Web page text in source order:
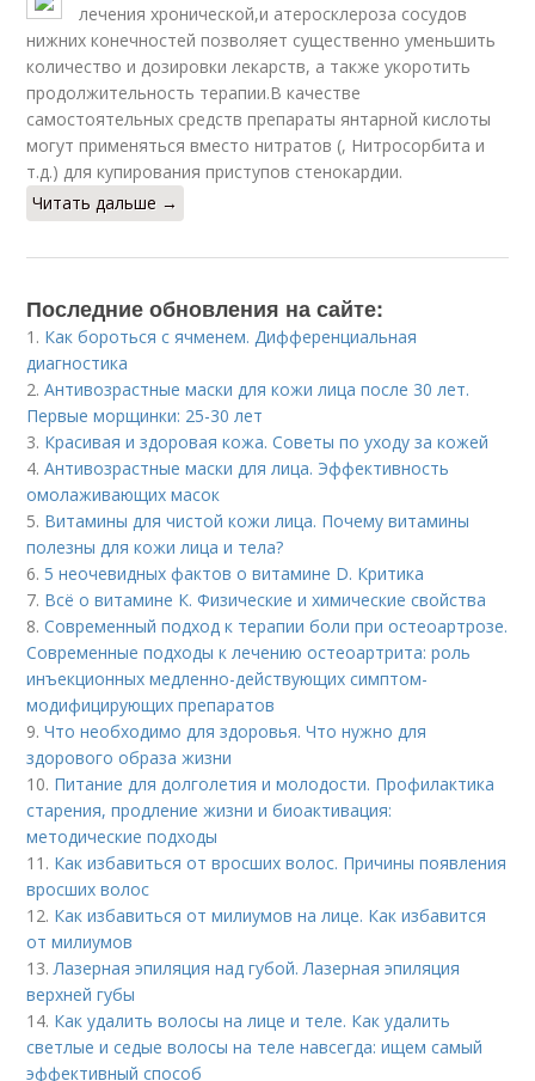
лечения хронической,и атеросклероза сосудов
нижних конечностей позволяет существенно уменьшить
количество и дозировки лекарств, а также укоротить
продолжительность терапии.В качестве
самостоятельных средств препараты янтарной кислоты
могут применяться вместо нитратов (, Нитросорбита и
т.д.) для купирования приступов стенокардии.
Читать дальше →
Последние обновления на сайте:
1. Как бороться с ячменем. Дифференциальная
диагностика
2.Антивозрастные маски для кожи лица после 30 лет.
Первые морщинки: 25-30 лет
3. Красивая и здоровая кожа. Советы по уходу за кожей
4.Антивозрастные маски для лица. Эффективность
омолаживающих масок
5. Витамины для чистой кожи лица. Почему витамины
полезны для кожи лица и тела?
6. 5 неочевидных фактов о витамине D. Критика
7. Всё о витамине К. Физические и химические свойства
8.Современный подход к терапии боли при остеоартрозе.
Современные подходы к лечению остеоартрита: роль
инъекционных медленно-действующих симптом-
модифицирующих препаратов
9.Что необходимо для здоровья. Что нужно для
здорового образа жизни
10. Питание для долголетия и молодости. Профилактика
старения, продление жизни и биоактивация:
методические подходы
11. Как избавиться от вросших волос. Причины появления
вросших волос
12. Как избавиться от милиумов на лице. Как избавится
от милиумов
13.Лазерная эпиляция над губой. Лазерная эпиляция
верхней губы
14. Как удалить волосы на лице и теле. Как удалить
светлые и седые волосы на теле навсегда: ищем самый
эффективный способ